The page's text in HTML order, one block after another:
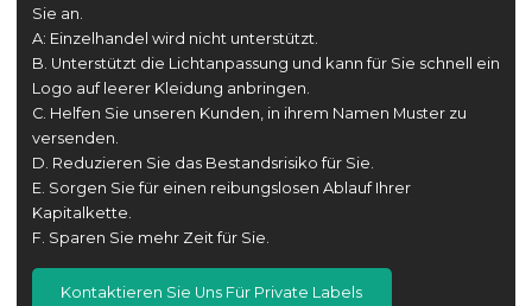
Sie an.
A: Einzelhandel wird nicht unterstützt.
B. Unterstützt die Lichtanpassung und kann für Sie schnell ein
Logo auf leerer Kleidung anbringen.
C. Helfen Sie unseren Kunden, in ihrem Namen Muster zu
versenden.
D. Reduzieren Sie das Bestandsrisiko für Sie.
E. Sorgen Sie für einen reibungslosen Ablauf Ihrer
Kapitalkette.
F. Sparen Sie mehr Zeit für Sie.
Kontaktieren Sie Uns Für Private Labels